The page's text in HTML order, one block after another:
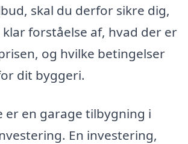
skal du derfor sikre dig,
forståelse af, hvad der er
og hvilke betingelser
dit byggeri.
er en garage tilbygning i
En investering,